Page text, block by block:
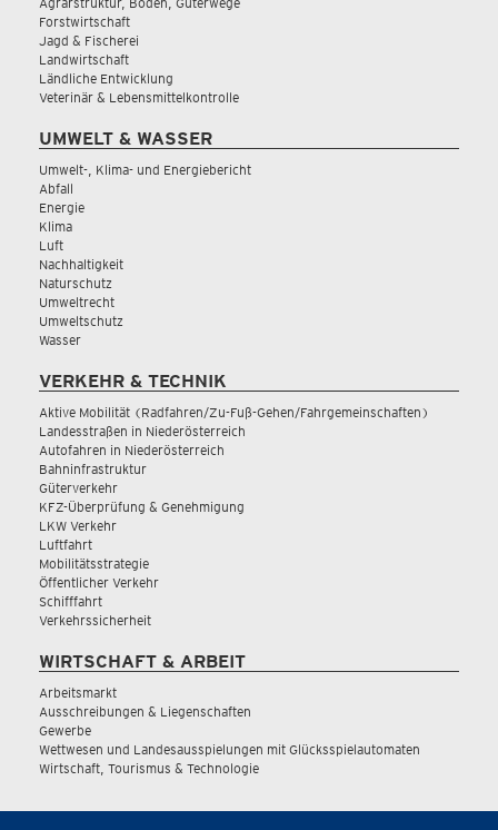
Forstwirtschaft
Jagd & Fischerei
Landwirtschaft
Ländliche Entwicklung
Veterinär & Lebensmittelkontrolle
UMWELT & WASSER
Umwelt-, Klima- und Energiebericht
Abfall
Energie
Klima
Luft
Nachhaltigkeit
Naturschutz
Umweltrecht
Umweltschutz
Wasser
VERKEHR & TECHNIK
Aktive Mobilität (Radfahren/Zu-Fuß-Gehen/Fahrgemeinschaften)
Landesstraßen in Niederösterreich
Autofahren in Niederösterreich
Bahninfrastruktur
Güterverkehr
KFZ-Überprüfung & Genehmigung
LKW Verkehr
Luftfahrt
Mobilitätsstrategie
Öffentlicher Verkehr
Schifffahrt
Verkehrssicherheit
WIRTSCHAFT & ARBEIT
Arbeitsmarkt
Ausschreibungen & Liegenschaften
Gewerbe
Wettwesen und Landesausspielungen mit Glücksspielautomaten
Wirtschaft, Tourismus & Technologie